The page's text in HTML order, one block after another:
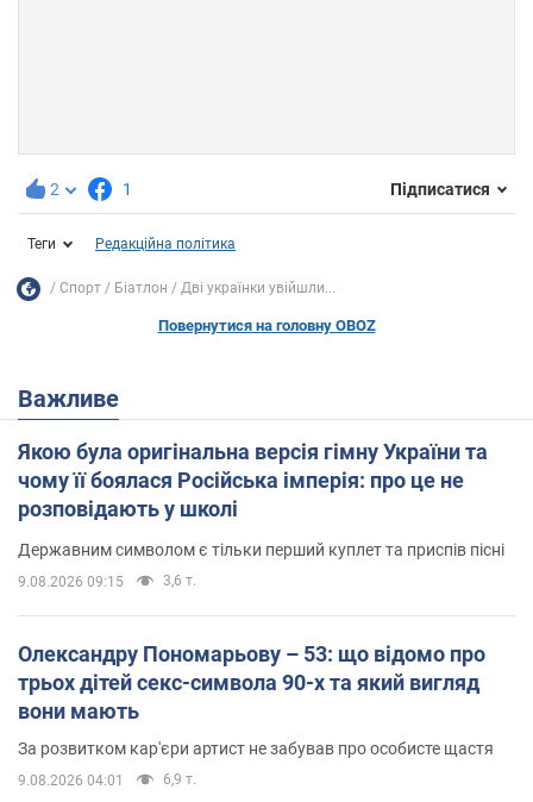
2 1 Підписатися
Теги Редакційна політика
Спорт Біатлон Дві українки увійшли...
Повернутися на головну OBOZ
Важливе
Якою була оригінальна версія гімну України та
чому її боялася Російська імперія: про це не
розповідають у школі
Державним символом є тільки перший куплет та приспів пісні
9.08.2026 09:15 3,6 т.
Олександру Пономарьову – 53: що відомо про
трьох дітей секс-символа 90-х та який вигляд
вони мають
За розвитком кар'єри артист не забував про особисте щастя
9.08.2026 04:01 6,9 т.